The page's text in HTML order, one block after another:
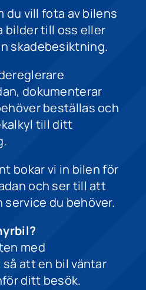
du vill fota av bilens
bilder till oss eller
skadebesiktning.
dokumenterar
beställas och
till ditt
bokar vi in bilen för
och ser till att
service du behöver.
med
att en bil väntar
ditt besök.